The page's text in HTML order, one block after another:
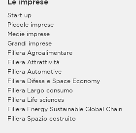
Start up
Piccole imprese
Medie imprese
Grandi imprese
Filiera Agroalimentare
Filiera Attrattività
Filiera Automotive
Filiera Difesa e Space Economy
Filiera Largo consumo
Filiera Life sciences
Filiera Energy Sustainable Global Chain
Filiera Spazio costruito